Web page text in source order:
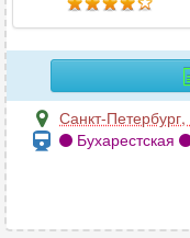
Лазерная хирургия
Лечебная физкультура
Санкт-Петербург,
Бухарестская